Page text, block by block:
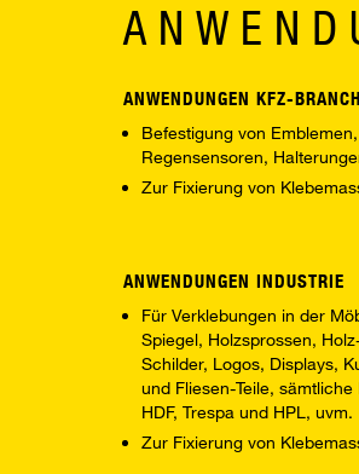
ANWENDUNGEN KFZ-
Befestigung von
Regensensoren,
Zur Fixierung von
ANWENDUNGEN INDUSTRIE
Für Verklebungen in der
Spiegel, Holzsprossen,
Schilder, Logos, Displays,
und Fliesen-Teile,
HDF, Trespa und HPL, uvm.
Zur Fixierung von